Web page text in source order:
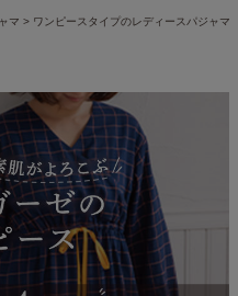
マ ワンピースタイプのレディースパジャマ